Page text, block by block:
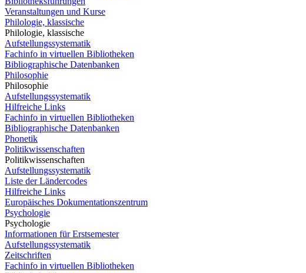
Veranstaltungen und Kurse
Philologie, klassische
Philologie, klassische
Aufstellungssystematik
Fachinfo in virtuellen Bibliotheken
Bibliographische Datenbanken
Philosophie
Philosophie
Aufstellungssystematik
Hilfreiche Links
Fachinfo in virtuellen Bibliotheken
Bibliographische Datenbanken
Phonetik
Politikwissenschaften
Politikwissenschaften
Aufstellungssystematik
Liste der Ländercodes
Hilfreiche Links
Europäisches Dokumentationszentrum
Psychologie
Psychologie
Informationen für Erstsemester
Aufstellungssystematik
Zeitschriften
Fachinfo in virtuellen Bibliotheken